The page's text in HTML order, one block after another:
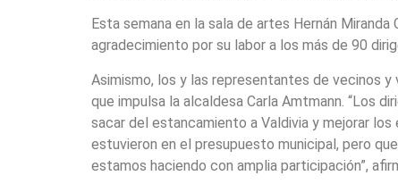
Esta semana en la sala de artes Hernán
agradecimiento por su labor a los más de 90
Asimismo, los y las representantes de vecinos
que impulsa la alcaldesa Carla Amtmann. “Los
sacar del estancamiento a Valdivia y mejorar
estuvieron en el presupuesto municipal, pero
estamos haciendo con amplia participación”,